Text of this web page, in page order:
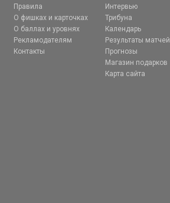
Правила
О фишках и карточках
О баллах и уровнях
Рекламодателям
Контакты
Интервью
Трибуна
Календарь
Результаты матчей
Прогнозы
Магазин подарков
Карта сайта